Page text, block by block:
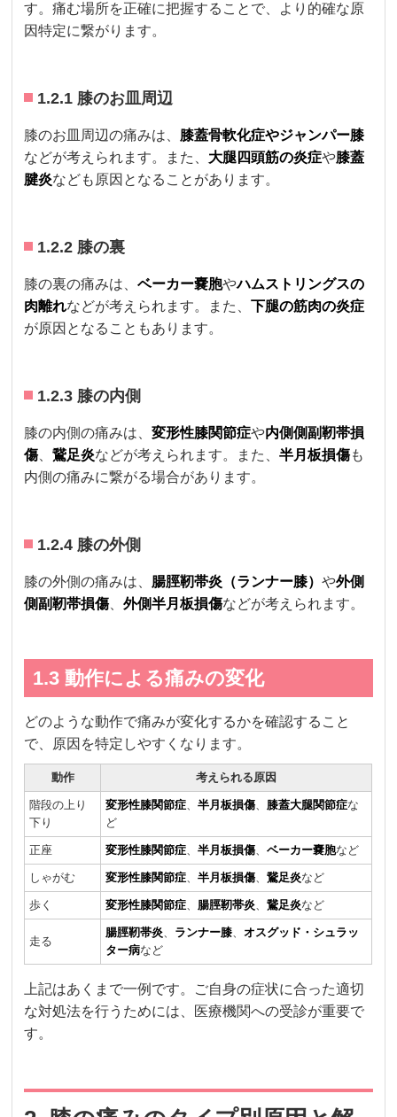
す。痛む場所を正確に把握することで、より的確な原
因特定に繋がります。
1.2.1 膝のお皿周辺
膝のお皿周辺の痛みは、 膝蓋骨軟化症やジャンパー膝
などが考えられます。また、 大腿四頭筋の炎症や膝蓋
腱炎なども原因となることがあります。
1.2.2 膝の裏
膝の裏の痛みは、ベーカー嚢胞やハムストリングスの
肉離れなどが考えられます。また、下腿の筋肉の炎症
が原因となることもあります。
1.2.3 膝の内側
膝の内側の痛みは、変形性膝関節症や内側側副靭帯損
傷、鵞足炎などが考えられます。また、半月板損傷も
内側の痛みに繋がる場合があります。
1.2.4 膝の外側
膝の外側の痛みは、 腸脛靭帯炎（ランナー膝）や外側
側副靭帯損傷、外側半月板損傷などが考えられます。
1.3 動作による痛みの変化
どのような動作で痛みが変化するかを確認すること
で、原因を特定しやすくなります。
動作 考えられる原因
階段の上り
下り
変形性膝関節症 、半月板損傷 膝蓋大腿関節症な
ど
正座 変形性膝関節症 、半月板損傷 、ベーカー嚢胞など
しゃがむ 変形性膝関節症 、半月板損傷 、鵞足炎など
歩く 変形性膝関節症 腸脛靭帯炎 、鵞足炎など
走る
腸脛靭帯炎 ランナー膝 、オスグッド・シュラッ
ター病など
上記はあくまで一例です。ご自身の症状に合った適切
な対処法を行うためには、医療機関への受診が重要で
す。